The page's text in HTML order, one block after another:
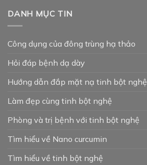
DANH MỤC TIN
Công dụng của đông trùng hạ thảo
Hỏi đáp bệnh dạ dày
Hướng dẫn đắp mặt nạ tinh bột nghệ
Làm đẹp cùng tinh bột nghệ
Phòng và trị bệnh với tinh bột nghệ
Tìm hiểu về Nano curcumin
Tìm hiểu về tinh bột nghệ